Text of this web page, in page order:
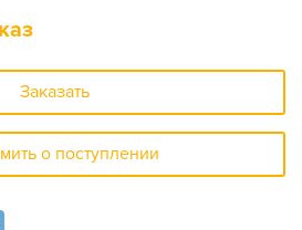
Заказать
о поступлении